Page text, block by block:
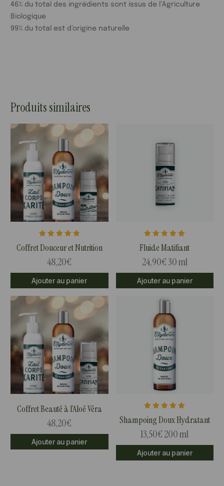
46% du total des ingrédients sont issus de l’Agriculture
Biologique
99% du total est d’origine naturelle
Produits similaires
5.00
Coffret Douceur et Nutrition
48,20€
Ajouter au panier
5.00
Fluide Matifiant
24,90€30 ml
Ajouter au panier
Coffret Beauté à l’Aloé Véra
48,20€
Ajouter au panier
5.00
Shampoing Doux Hydratant
13,50€200 ml
Ajouter au panier